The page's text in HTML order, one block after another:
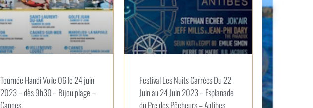
Tournée Handi Voile 06 le 24 juin
2023 – dès 9h30 – Bijou plage –
Cannes
Festival Les Nuits Carrées Du 22
Juin au 24 Juin 2023 – Esplanade
du Pré des Pêcheurs – Antibes